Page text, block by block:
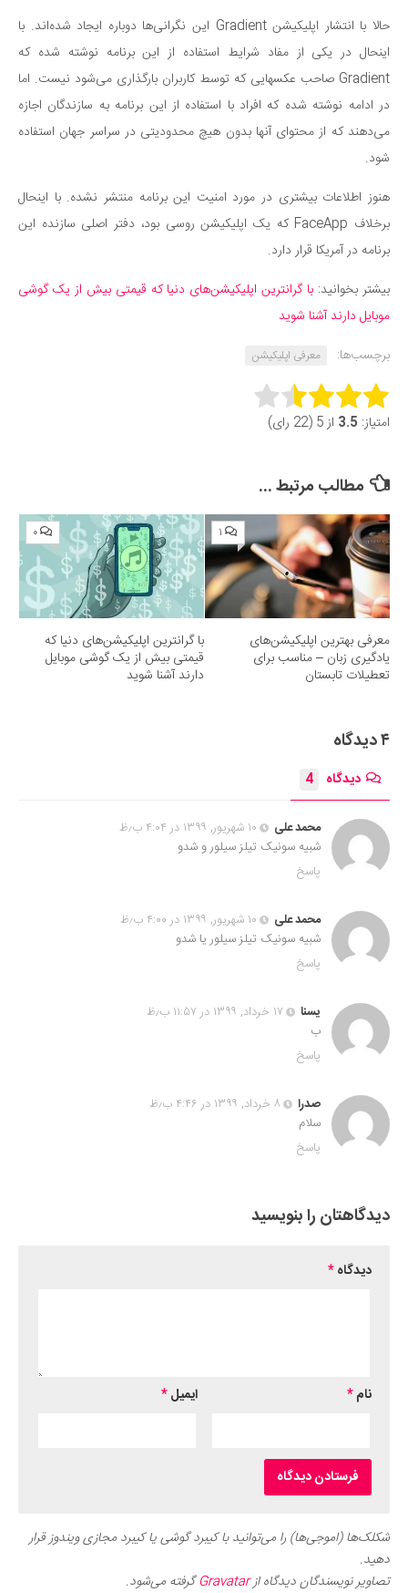
حالا با انتشار اپلیکیشن Gradient این نگرانی‌ها دوباره ایجاد شده‌اند. با
اینحال در یکی از مفاد شرایط استفاده از این برنامه نوشته شده که
Gradient صاحب عکسهایی که توسط کاربران بارگذاری می‌شود نیست. اما
در ادامه نوشته شده که افراد با استفاده از این برنامه به سازندگان اجازه
می‌دهند که از محتوای آنها بدون هیچ محدودیتی در سراسر جهان استفاده
شود.
هنوز اطلاعات بیشتری در مورد امنیت این برنامه منتشر نشده. با اینحال
برخلاف FaceApp که یک اپلیکیشن روسی بود، دفتر اصلی سازنده این
برنامه در آمریکا قرار دارد.
بیشتر بخوانید: با گرانترین اپلیکیشن‌های دنیا که قیمتی بیش از یک گوشی
موبایل دارند آشنا شوید
برچسب‌ها:
معرفی اپلیکیشن
Rate this item:
امتیاز: 3.5 از 5 (22 رای)
مطالب مرتبط ...
۱
معرفی بهترین اپلیکیشن‌های
یادگیری زبان – مناسب برای
تعطیلات تابستان
۰
با گرانترین اپلیکیشن‌های دنیا که
قیمتی بیش از یک گوشی موبایل
دارند آشنا شوید
۴ دیدگاه
دیدگاه 4
محمد علی
۱۰ شهریور, ۱۳۹۹ در ۴:۰۴ ب٫ظ
شبیه سونیک تیلز سیلور و شدو
پاسخ
محمد علی
۱۰ شهریور, ۱۳۹۹ در ۴:۰۰ ب٫ظ
شبیه سونیک تیلز سیلور یا شدو
پاسخ
یسنا
۱۷ خرداد, ۱۳۹۹ در ۱۱:۵۷ ب٫ظ
ب
پاسخ
صدرا
۸ خرداد, ۱۳۹۹ در ۴:۴۶ ب٫ظ
سلام
پاسخ
دیدگاهتان را بنویسید
دیدگاه*
نام* ایمیل*
شکلک‌ها (اموجی‌ها) را می‌توانید با کیبرد گوشی یا کیبرد مجازی ویندوز قرار
دهید.
تصاویر نویسندگان دیدگاه ازGravatarگرفته می‌شود.